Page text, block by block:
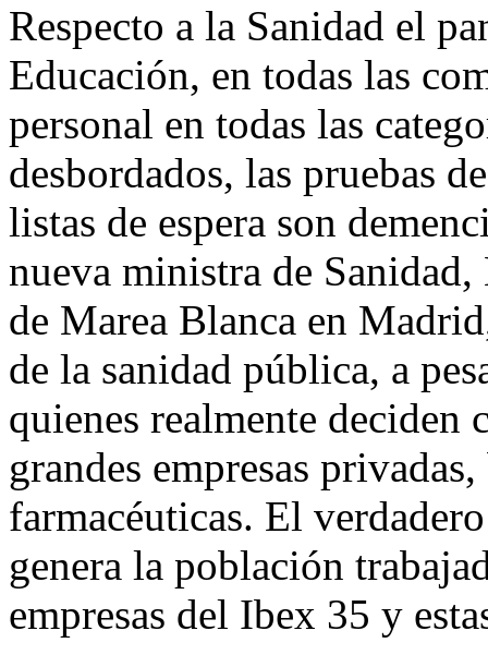
Respecto a la Sanidad el
Educación, en todas las
personal en todas las
desbordados, las pruebas
listas de espera son
nueva ministra de
de Marea Blanca en
de la sanidad pública, a
quienes realmente deciden
grandes empresas
farmacéuticas. El
genera la población
empresas del Ibex 35 y